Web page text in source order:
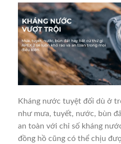
Kháng nước tuyệt đối dù ở
như mưa, tuyết, nước, bùn
an toàn với chỉ số kháng
đồng hồ cũng có thể chịu